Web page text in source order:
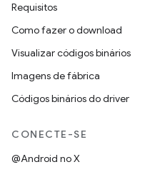
Requisitos
Como fazer o download
Visualizar códigos binários
Imagens de fábrica
Códigos binários do driver
CONECTE-SE
@Android no X